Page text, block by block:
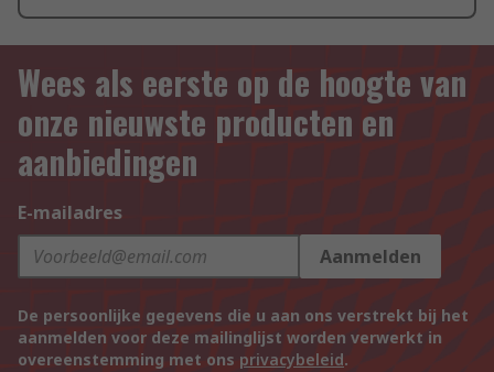
Wees als eerste op de hoogte van
onze nieuwste producten en
aanbiedingen
E-mailadres
Aanmelden
De persoonlijke gegevens die u aan ons verstrekt bij het
aanmelden voor deze mailinglijst worden verwerkt in
overeenstemming met ons privacybeleid.